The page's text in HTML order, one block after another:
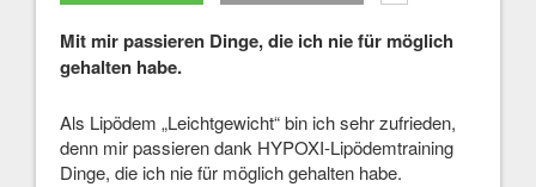
Mit mir passieren Dinge, die ich nie für möglich
gehalten habe.
Als Lipödem „Leichtgewicht“ bin ich sehr zufrieden,
denn mir passieren dank HYPOXI-Lipödemtraining
Dinge, die ich nie für möglich gehalten habe.